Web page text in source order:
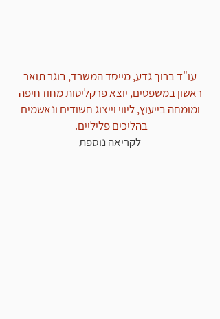
עו"ד ברוך גדע, מייסד המשרד, בוגר תואר
ראשון במשפטים, יוצא פרקליטות מחוז חיפה
ומומחה בייעוץ, ליווי וייצוג חשודים ונאשמים
בהליכים פליליים.
לקריאה נוספת